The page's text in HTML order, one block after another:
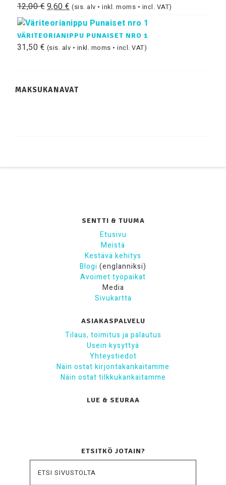
12,00€9,60€ (sis. alv • inkl. moms • incl. VAT)
VÄRITEORIANIPPU PUNAISET NRO 1
31,50 € (sis. alv • inkl. moms • incl. VAT)
MAKSUKANAVAT
SENTTI & TUUMA
Etusivu
Meistä
Kestävä kehitys
Blogi (englanniksi)
Avoimet työpaikat
Media
Sivukartta
ASIAKASPALVELU
Tilaus, toimitus ja palautus
Usein kysyttyä
Yhteystiedot
Näin ostat kirjontakankaitamme
Näin ostat tilkkukankaitamme
LUE & SEURAA
ETSITKÖ JOTAIN?